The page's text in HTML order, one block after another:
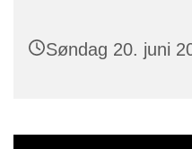
Søndag 20. juni